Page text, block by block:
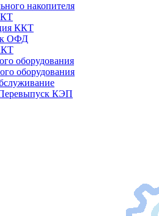
накопителя
ККТ
к ОФД
оборудования
оборудования
КЭП